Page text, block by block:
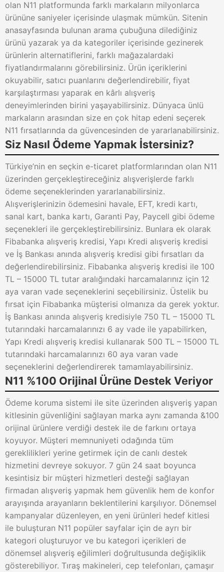
olan N11 platformunda farklı markaların milyonlarca
ürününe saniyeler içerisinde ulaşmak mümkün. Sitenin
anasayfasında bulunan arama çubuğuna dilediğiniz
ürünü yazarak ya da kategoriler içerisinde gezinerek
ürünlerin alternatiflerini, farklı mağazalardaki
fiyatlandırmalarını görebilirsiniz. Ürün içeriklerini
okuyabilir, satıcı puanlarını değerlendirebilir, fiyat
karşılaştırması yaparak en kârlı alışveriş
deneyimlerinden birini yaşayabilirsiniz. Dünyaca ünlü
markaların arasından size en çok hitap edeni seçerek
N11 fırsatlarında da güvencesinden de yararlanabilirsiniz.
Siz Nasıl Ödeme Yapmak İstersiniz?
Türkiye’nin en seçkin e-ticaret platformlarından olan N11
üzerinden gerçekleştireceğiniz alışverişlerde farklı
ödeme seçeneklerinden yararlanabilirsiniz.
Alışverişlerinizin ödemesini havale, EFT, kredi kartı,
sanal kart, banka kartı, Garanti Pay, Paycell gibi ödeme
seçenekleri ile gerçekleştirebilirsiniz. Bunlara ek olarak
Fibabanka alışveriş kredisi, Yapı Kredi alışveriş kredisi
ve İş Bankası anında alışveriş kredisi gibi fırsatları da
değerlendirebilirsiniz. Fibabanka alışveriş kredisi ile 100
TL – 15000 TL tutar aralığındaki harcamalarınız için 12
aya varan vade seçeneklerini seçebilirsiniz. Üstelik bu
fırsat için Fibabanka müşterisi olmanıza da gerek yoktur.
İş Bankası anında alışveriş kredisiyle 750 TL – 15000 TL
tutarındaki harcamalarınızı 6 ay vade ile yapabilirken,
Yapı Kredi alışveriş kredisi kullanarak 500 TL – 15000 TL
tutarındaki harcamalarınızı 60 aya varan vade
seçeneklerini değerlendirerek tamamlayabilirsiniz.
N11 %100 Orijinal Ürüne Destek Veriyor
Ödeme koruma sistemi ile site üzerinden alışveriş yapan
kitlesinin güvenliğini sağlayan marka aynı zamanda &100
orijinal ürünlere verdiği destek ile de farkını ortaya
koyuyor. Müşteri memnuniyeti odağında tüm
gereklilikleri yerine getirmek için de canlı destek
hizmetini devreye sokuyor. 7 gün 24 saat boyunca
kesintisiz bir müşteri hizmetleri desteği sağlayan
firmadan alışveriş yapmak hem güvenlik hem de konfor
arayışında arayanların beklentilerini karşılıyor. Dönemsel
kampanyalar düzenleyen, en yeni ürünleri hedef kitlesi
ile buluşturan N11 popüler sayfalar için de ayrı bir
kategori oluşturuyor ve bu kategori içerikleri de
dönemsel alışveriş eğilimleri doğrultusunda değişiklik
gösterebiliyor. Tıraş makineleri, cep telefonları, çamaşır